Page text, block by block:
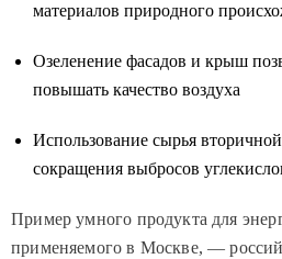
материалов природного
Озеленение фасадов и крыш
повышать качество воздуха
Использование сырья
сокращения выбросов
Пример умного продукта для
применяемого в Москве, —